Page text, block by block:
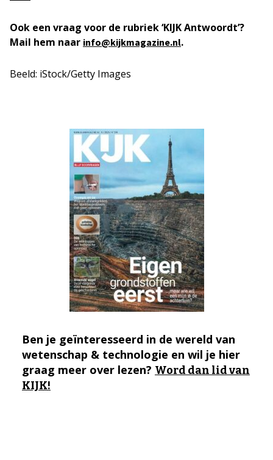
Ook een vraag voor de rubriek ‘KIJK Antwoordt’?
Mail hem naar info@kijkmagazine.nl.
Beeld: iStock/Getty Images
Ben je geïnteresseerd in de wereld van
wetenschap & technologie en wil je hier
graag meer over lezen? Word dan lid van
KIJK!